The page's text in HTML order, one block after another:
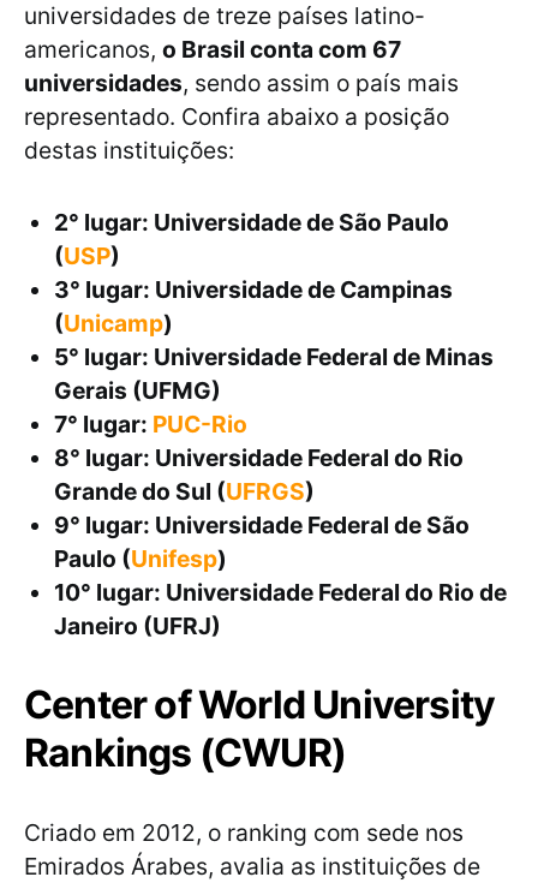
universidades de treze países latino-
americanos, o Brasil conta com 67
universidades, sendo assim o país mais
representado. Confira abaixo a posição
destas instituições:
2° lugar: Universidade de São Paulo
(USP)
3° lugar: Universidade de Campinas
(Unicamp)
5° lugar: Universidade Federal de Minas
Gerais (UFMG)
7° lugar: PUC-Rio
8° lugar: Universidade Federal do Rio
Grande do Sul (UFRGS)
9° lugar: Universidade Federal de São
Paulo (Unifesp)
10° lugar: Universidade Federal do Rio de
Janeiro (UFRJ)
Center of World University
Rankings (CWUR)
Criado em 2012, o ranking com sede nos
Emirados Árabes, avalia as instituições de